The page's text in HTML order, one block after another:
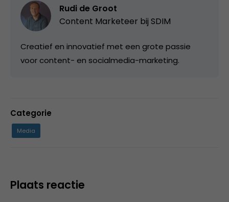
Rudi de Groot
Content Marketeer bij SDIM
Creatief en innovatief met een grote passie
voor content- en socialmedia-marketing.
Categorie
Media
Plaats reactie